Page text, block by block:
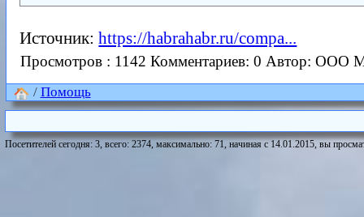
Источник:https://habrahabr.ru/compa...
Просмотров : 1142 Комментариев: 0 Автор: ООО
/ Помощь
Посетителей сегодня: 3, всего: 2374, максимально: 71, начиная с 14.01.2015, вы